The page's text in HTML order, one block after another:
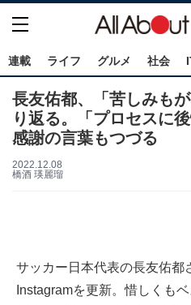
連載 ライフ グルメ 社会
長友佑都、「苦しみも
り返る。「プロセスに
感謝の言葉もつづる
2022.12.08
橋酒 瑛麗瑠
サッカー日本代表の長友佑都
Instagramを更新。惜しくも